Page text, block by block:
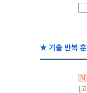
★ 기출 반복
N
[